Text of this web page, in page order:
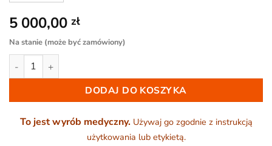
5 000,00 zł
Na stanie (może być zamówiony)
ilość Wózek inwalidzki elektryczny AT52304 (Dżojstik)
DODAJ DO KOSZYKA
To jest wyrób medyczny. Używaj go zgodnie z instrukcją
użytkowania lub etykietą.